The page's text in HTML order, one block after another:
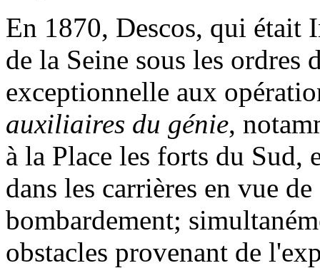
En 1870, Descos, qui était
de la Seine sous les ordres
exceptionnelle aux
auxiliaires du génie,
à la Place les forts du Sud,
dans les carrières en vue
bombardement;
obstacles provenant de